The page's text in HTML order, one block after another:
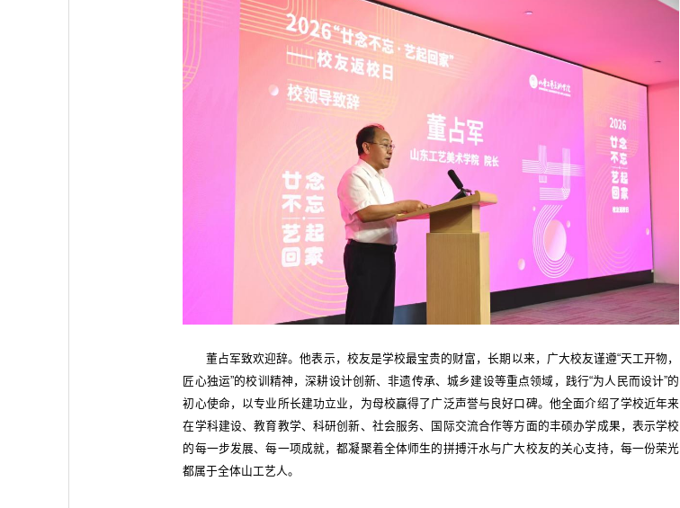
董占军致欢迎辞。他表示，校友是学校最宝贵的财富，长期以来，广大校友谨遵“天工开物，
匠心独运”的校训精神，深耕设计创新、非遗传承、城乡建设等重点领域，践行“为人民而设计”的
初心使命，以专业所长建功立业，为母校赢得了广泛声誉与良好口碑。他全面介绍了学校近年来
在学科建设、教育教学、科研创新、社会服务、国际交流合作等方面的丰硕办学成果，表示学校
的每一步发展、每一项成就，都凝聚着全体师生的拼搏汗水与广大校友的关心支持，每一份荣光
都属于全体山工艺人。